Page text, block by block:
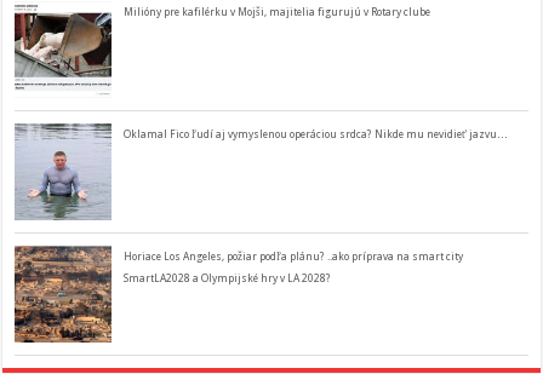
Milióny pre kafilérku v Mojši, majitelia figurujú v Rotary clube
Oklamal Fico ľudí aj vymyslenou operáciou srdca? Nikde mu nevidieť jazvu…
Horiace Los Angeles, požiar podľa plánu? ..ako príprava na smart city
SmartLA2028 a Olympijské hry v LA 2028?